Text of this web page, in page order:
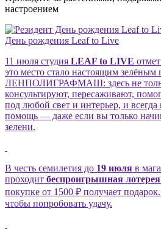
настроением
День рождения Leaf to Live
11 июля студия LEAF to LIVE
это место стало настоящим зелёным
ЛЕНПОЛИГРАФМАШ: здесь не
консультируют, пересаживают,
под любой свет и интерьер, и
помощь — даже если вы только
зелени.
В честь семилетия до 19 июля в
проходит беспроигрышная лотерея
покупке от 1500 ₽ получает
чтобы попробовать удачу.